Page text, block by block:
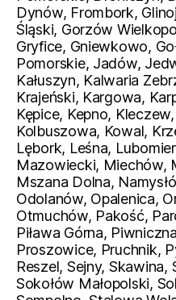
Dynów, Frombork,
Śląski, Gorzów
Gryfice, Gniewkowo,
Pomorskie, Jadów,
Kałuszyn, Kalwaria
Krajeński, Kargowa,
Kępice, Kepno,
Kolbuszowa, Kowal,
Lębork, Leśna,
Mazowiecki, Miechów,
Mszana Dolna,
Odolanów, Opalenica,
Otmuchów, Pakość,
Piława Górna,
Proszowice, Pruchnik,
Reszel, Sejny, Skawina,
Sokołów Małopolski,